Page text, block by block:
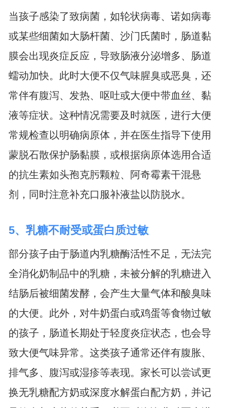
当孩子感染了致病菌，如轮状病毒、诺如病毒
或某些细菌如大肠杆菌、沙门氏菌时，肠道黏
膜会出现炎症反应，导致肠液分泌增多、肠道
蠕动加快。此时大便不仅气味腥臭或恶臭，还
常伴有腹泻、发热、呕吐或大便中带血丝、黏
液等症状。这种情况需要及时就医，进行大便
常规检查以明确病原体，并在医生指导下使用
蒙脱石散保护肠黏膜，或根据病原体选用合适
的抗生素如头孢克肟颗粒、阿奇霉素干混悬
剂，同时注意补充口服补液盐以防脱水。
5、乳糖不耐受或蛋白质过敏
部分孩子由于肠道内乳糖酶活性不足，无法完
全消化奶制品中的乳糖，未被分解的乳糖进入
结肠后被细菌发酵，会产生大量气体和酸臭味
的大便。此外，对牛奶蛋白或鸡蛋等食物过敏
的孩子，肠道长期处于轻度炎症状态，也会导
致大便气味异常。这类孩子通常还伴有腹胀、
排气多、腹泻或湿疹等表现。家长可以尝试更
换无乳糖配方奶或深度水解蛋白配方奶，并记